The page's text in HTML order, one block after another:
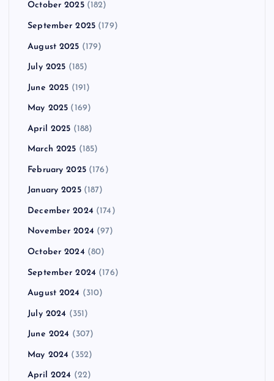
October 2025(182)
September 2025 (179)
August 2025 (179)
July 2025 (185)
June 2025 (191)
May 2025 (169)
April 2025 (188)
March 2025 (185)
February 2025(176)
January 2025(187)
December 2024 (174)
November 2024 (97)
October 2024 (80)
September 2024 (176)
August 2024 (310)
July 2024 (351)
June 2024 (307)
May 2024 (352)
April 2024 (22)